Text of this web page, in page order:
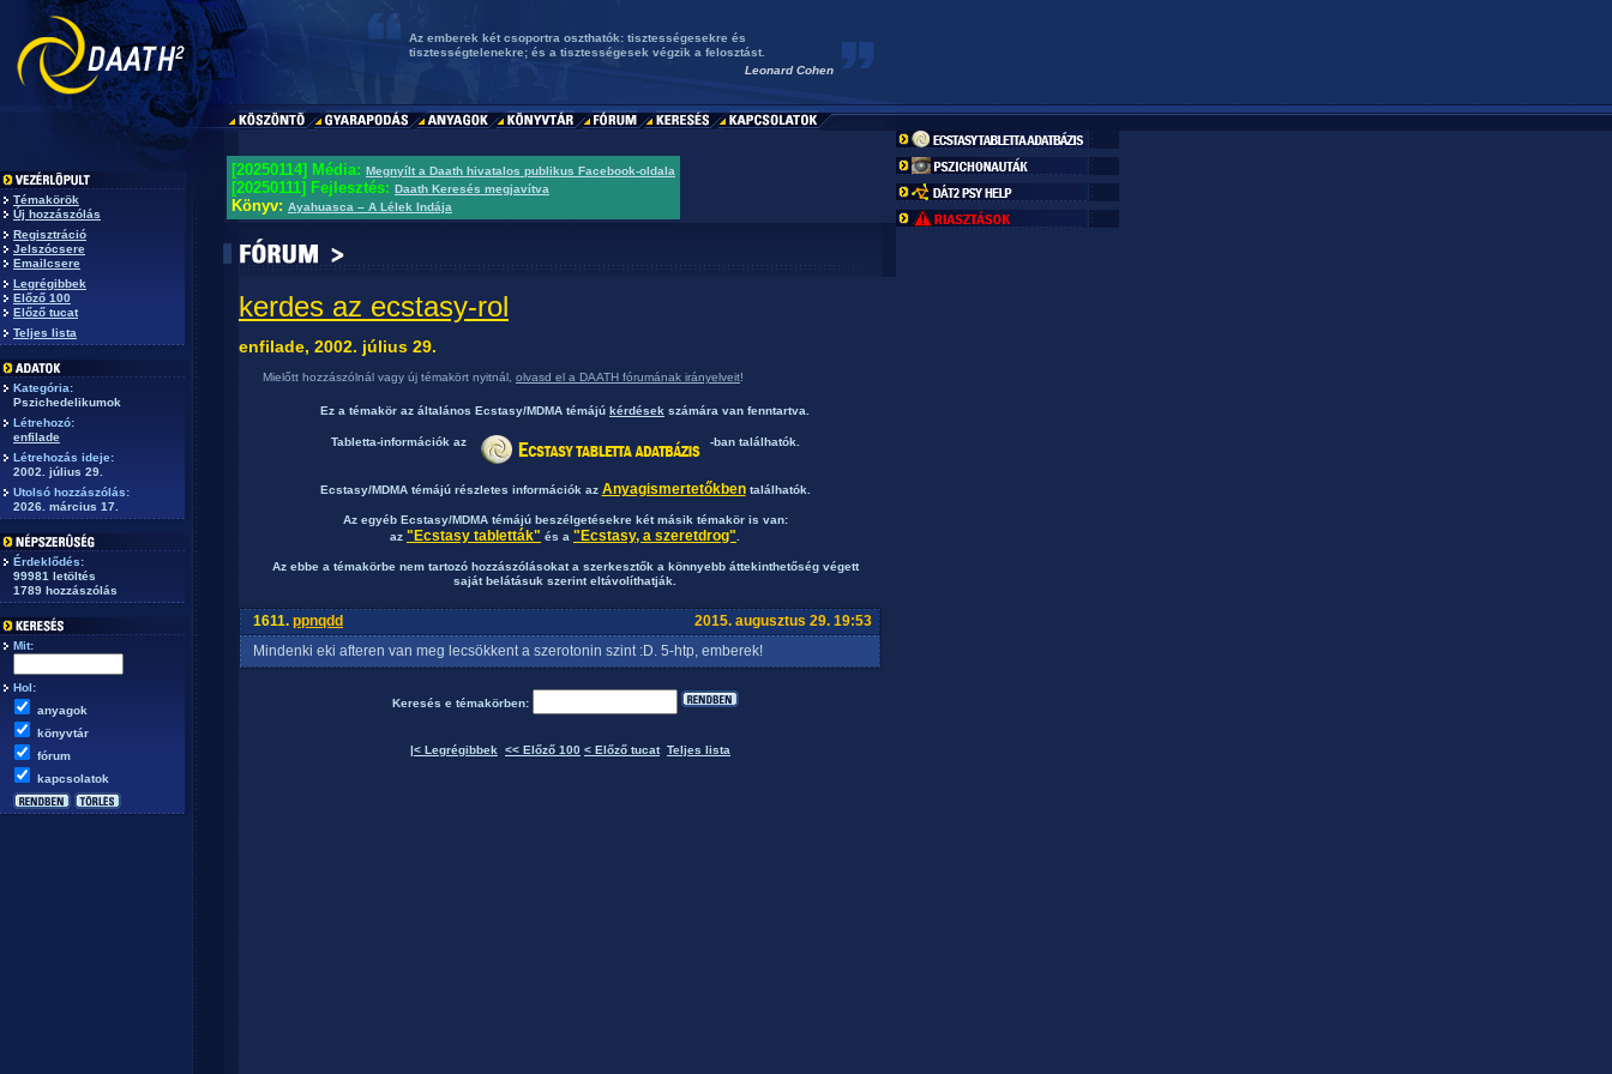
Az emberek két csoportra oszthatók: tisztességesekre és
tisztességtelenekre; és a tisztességesek végzik a felosztást.
Leonard Cohen
Témakörök
Új hozzászólás
Regisztráció
Jelszócsere
Emailcsere
Legrégibbek
Előző 100
Előző tucat
Teljes lista
Kategória:
Pszichedelikumok
Létrehozó:
enfilade
Létrehozás ideje:
2002. július 29.
Utolsó hozzászólás:
2026. március 17.
Érdeklődés:
99981 letöltés
1789 hozzászólás
Mit:
Hol:
anyagok
könyvtár
fórum
kapcsolatok
[20250114] Média: Megnyílt a Daath hivatalos publikus Facebook-oldala
[20250111] Fejlesztés: Daath Keresés megjavítva
Könyv: Ayahuasca – A Lélek Indája
kerdes az ecstasy-rol
enfilade, 2002. július 29.
Mielőtt hozzászólnál vagy új témakört nyitnál, olvasd el a DAATH fórumának irányelveit!
Ez a témakör az általános Ecstasy/MDMA témájú kérdések számára van fenntartva.
Tabletta-információk az -ban találhatók.
Ecstasy/MDMA témájú részletes információk az Anyagismertetőkbentalálhatók.
Az egyéb Ecstasy/MDMA témájú beszélgetésekre két másik témakör is van:
az "Ecstasy tabletták" és a "Ecstasy, a szeretdrog"
Az ebbe a témakörbe nem tartozó hozzászólásokat a szerkesztők a könnyebb áttekinthetőség végett
saját belátásuk szerint eltávolíthatják.
1611. ppnqdd
2015. augusztus 29. 19:53
Mindenki eki afteren van meg lecsökkent a szerotonin szint :D. 5-htp, emberek!
Keresés e témakörben:
|< Legrégibbek << Előző 100 < Előző tucat Teljes lista